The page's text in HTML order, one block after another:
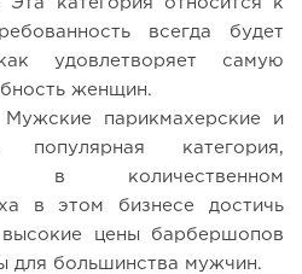
Эта категория относится к
всегда будет
удовлетворяет самую
женщин.
Мужские парикмахерские и
категория,
в количественном
в этом бизнесе достичь
цены барбершопов
для большинства мужчин.